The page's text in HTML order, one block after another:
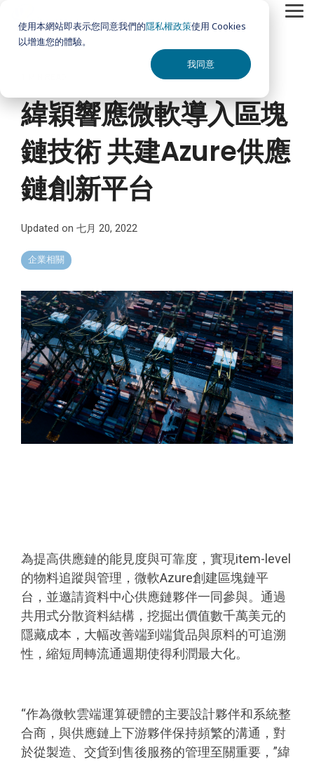
使用本網站即表示您同意我們的隱私權政策使用 Cookies
以增進您的體驗。
我同意
main
緯穎響應微軟導入區塊
鏈技術 共建Azure供應
鏈創新平台
Updated on 七月 20, 2022
企業相關
為提高供應鏈的能見度與可靠度，實現item-level
的物料追蹤與管理，微軟Azure創建區塊鏈平
台，並邀請資料中心供應鏈夥伴一同參與。通過
共用式分散資料結構，挖掘出價值數千萬美元的
隱藏成本，大幅改善端到端貨品與原料的可追溯
性，縮短周轉流通週期使得利潤最大化。
“作為微軟雲端運算硬體的主要設計夥伴和系統整
合商，與供應鏈上下游夥伴保持頻繁的溝通，對
於從製造、交貨到售後服務的管理至關重要，”緯